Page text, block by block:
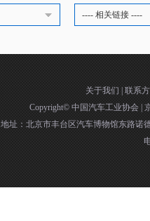
---- 相关链接 ----
关于我们
联系
Copyright© 中国汽车工业协会
地址：北京市丰台区汽车博物馆东路诺